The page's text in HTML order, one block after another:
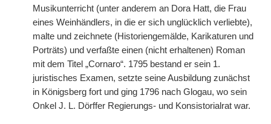
Musikunterricht (unter anderem an Dora Hatt, die Frau
eines Weinhändlers, in die er sich unglücklich verliebte),
malte und zeichnete (Historiengemälde, Karikaturen und
Porträts) und verfaßte einen (nicht erhaltenen) Roman
mit dem Titel „Cornaro“. 1795 bestand er sein 1.
juristisches Examen, setzte seine Ausbildung zunächst
in Königsberg fort und ging 1796 nach Glogau, wo sein
Onkel J. L. Dörffer Regierungs- und Konsistorialrat war.